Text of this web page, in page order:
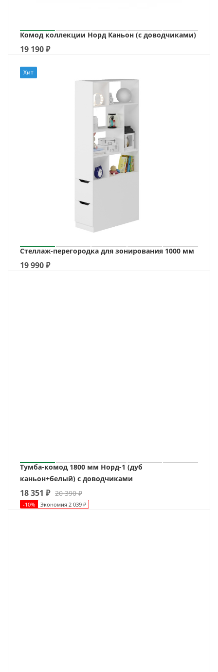
Комод коллекции Норд Каньон (с доводчиками)
19 190₽
Хит
Стеллаж-перегородка для зонирования 1000 мм
19 990₽
Тумба-комод 1800 мм Норд-1 (дуб
каньон+белый) с доводчиками
18 351 ₽ 20 390₽
-10% Экономия 2 039 ₽